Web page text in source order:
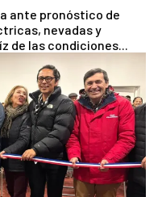
ante pronóstico de
nevadas y
de las condiciones...